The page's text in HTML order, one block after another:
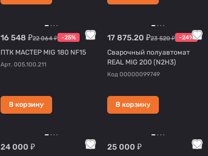
16 548 ₽22 064 ₽ -25%
ПТК МАСТЕР MIG 180 NF15
Арт.005.100.211
В корзину
17 875.20 ₽23 520 ₽ -24%
Сварочный полуавтомат
REAL MIG 200 (N2H3)
Код00000099749
В корзину
24 000 ₽ 25 000 ₽